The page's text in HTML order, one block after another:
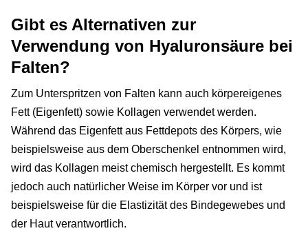
Gibt es Alternativen zur
Verwendung von Hyaluronsäure bei
Falten?
Zum Unterspritzen von Falten kann auch körpereigenes
Fett (Eigenfett) sowie Kollagen verwendet werden.
Während das Eigenfett aus Fettdepots des Körpers, wie
beispielsweise aus dem Oberschenkel entnommen wird,
wird das Kollagen meist chemisch hergestellt. Es kommt
jedoch auch natürlicher Weise im Körper vor und ist
beispielsweise für die Elastizität des Bindegewebes und
der Haut verantwortlich.